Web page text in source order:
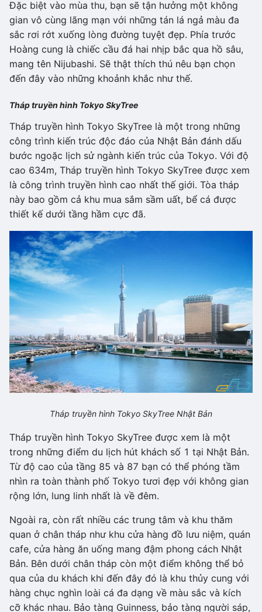
Đặc biệt vào mùa thu, bạn sẽ tận hưởng một không
gian vô cùng lãng mạn với những tán lá ngả màu đa
sắc rơi rớt xuống lòng đường tuyệt đẹp. Phía trước
Hoàng cung là chiếc cầu đá hai nhịp bắc qua hồ sâu,
mang tên Nijubashi. Sẽ thật thích thú nêu bạn chọn
đến đây vào những khoảnh khắc như thế.
Tháp truyền hình Tokyo SkyTree
Tháp truyền hình Tokyo SkyTree là một trong những
công trình kiến trúc độc đáo của Nhật Bản đánh dấu
bước ngoặc lịch sử ngành kiến trúc của Tokyo. Với độ
cao 634m, Tháp truyền hình Tokyo SkyTree được xem
là công trình truyền hình cao nhất thế giới. Tòa tháp
này bao gồm cả khu mua sắm sầm uất, bể cá được
thiết kế dưới tầng hầm cực đã.
Tháp truyền hình Tokyo SkyTree Nhật Bản
Tháp truyền hình Tokyo SkyTree được xem là một
trong những điểm du lịch hút khách số 1 tại Nhật Bản.
Từ độ cao của tầng 85 và 87 bạn có thể phóng tầm
nhìn ra toàn thành phố Tokyo tươi đẹp với không gian
rộng lớn, lung linh nhất là về đêm.
Ngoài ra, còn rất nhiều các trung tâm và khu thăm
quan ở chân tháp như khu cửa hàng đồ lưu niệm, quán
cafe, cửa hàng ăn uống mang đậm phong cách Nhật
Bản. Bên dưới chân tháp còn một điểm không thể bỏ
qua của du khách khi đến đây đó là khu thủy cung với
hàng chục nghìn loài cá đa dạng về màu sắc và kích
cỡ khác nhau. Bảo tàng Guinness, bảo tàng người sáp,